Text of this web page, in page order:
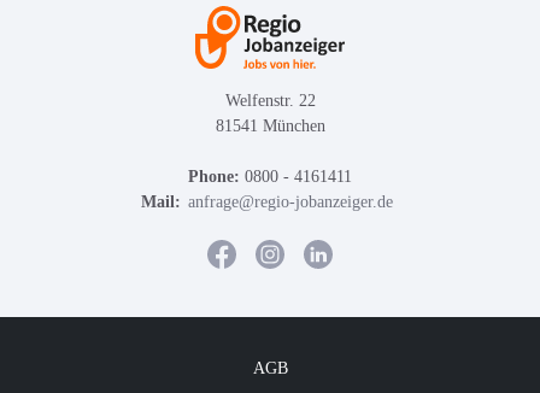
Welfenstr. 22
81541 München
Phone: 0800 - 4161411
Mail: anfrage@regio-jobanzeiger.de
AGB